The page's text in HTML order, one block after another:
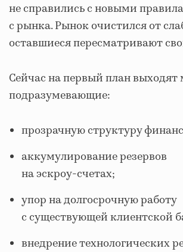
не справились с новыми
с рынка. Рынок очистился от
оставшиеся пересматривают
Сейчас на первый план выходят
подразумевающие:
прозрачную структуру
аккумулирование резервов
на эскроу‑счетах;
упор на долгосрочную работу
с существующей клиентской
внедрение технологических